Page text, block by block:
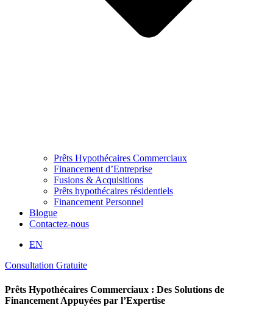
Prêts Hypothécaires Commerciaux
Financement d’Entreprise
Fusions & Acquisitions
Prêts hypothécaires résidentiels
Financement Personnel
Blogue
Contactez-nous
EN
Consultation Gratuite
Prêts Hypothécaires Commerciaux : Des Solutions de
Financement Appuyées par l’Expertise